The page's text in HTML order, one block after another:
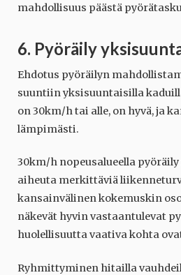
mahdollisuus päästä
6. Pyöräily
Ehdotus pyöräilyn
suuntiin yksisuuntaisilla
on 30km/h tai alle, on hyvä, ja
lämpimästi.
30km/h nopeusalueella
aiheuta merkittäviä
kansainvälinen kokemuskin
näkevät hyvin vastaantulevat
huolellisuutta vaativa kohta
Ryhmittyminen hitailla